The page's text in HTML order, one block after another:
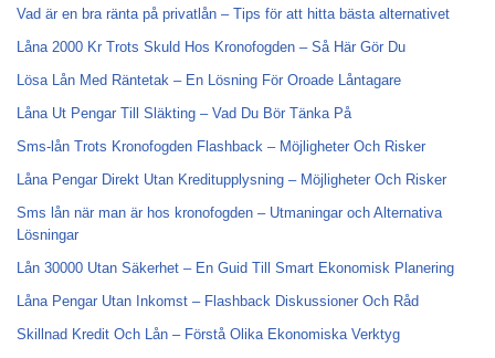
Vad är en bra ränta på privatlån – Tips för att hitta bästa alternativet
Låna 2000 Kr Trots Skuld Hos Kronofogden – Så Här Gör Du
Lösa Lån Med Räntetak – En Lösning För Oroade Låntagare
Låna Ut Pengar Till Släkting – Vad Du Bör Tänka På
Sms-lån Trots Kronofogden Flashback – Möjligheter Och Risker
Låna Pengar Direkt Utan Kreditupplysning – Möjligheter Och Risker
Sms lån när man är hos kronofogden – Utmaningar och Alternativa
Lösningar
Lån 30000 Utan Säkerhet – En Guid Till Smart Ekonomisk Planering
Låna Pengar Utan Inkomst – Flashback Diskussioner Och Råd
Skillnad Kredit Och Lån – Förstå Olika Ekonomiska Verktyg